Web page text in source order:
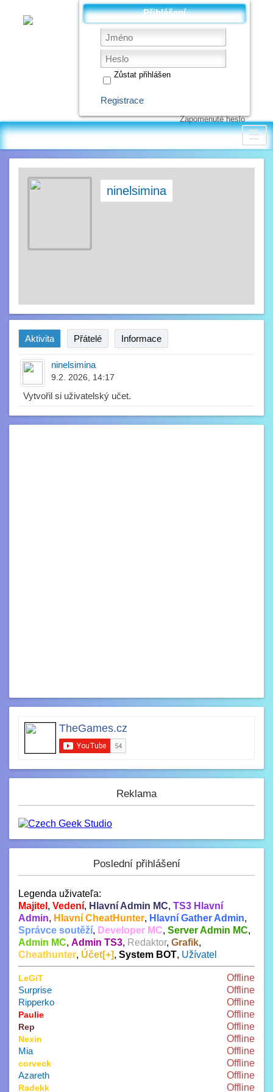
Přihlášení
Zůstat přihlášen
Registrace
Zapomenuté heslo
☰
ninelsimina
Aktivita Přátelé Informace
ninelsimina
9.2. 2026, 14:17
Vytvořil si uživatelský učet.
TheGames.cz
Reklama
Poslední přihlášení
Legenda uživateľa:
Majitel , Vedení, Hlavní Admin MC, TS3 Hlavní
Admin, Hlavní CheatHunter, Hlavní Gather Admin,
Správce soutěží, Developer MC, Server Admin MC,
Admin MC, Admin TS3, Redaktor, Grafik,
Cheathunter, Účet[+], System BOT, Užívatel
LeGiT
Offline
Surprise
Offline
Ripperko
Offline
Paulie Offline
Rep Offline
Nexin
Offline
Mia
Offline
corveck
Offline
Azareth
Offline
Radekk Offline